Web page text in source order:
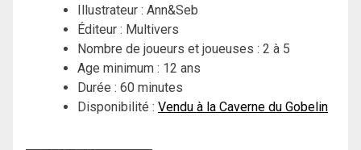
Illustrateur : Ann&Seb
Éditeur : Multivers
Nombre de joueurs et joueuses : 2 à 5
Age minimum : 12 ans
Durée : 60 minutes
Disponibilité : Vendu à la Caverne du Gobelin